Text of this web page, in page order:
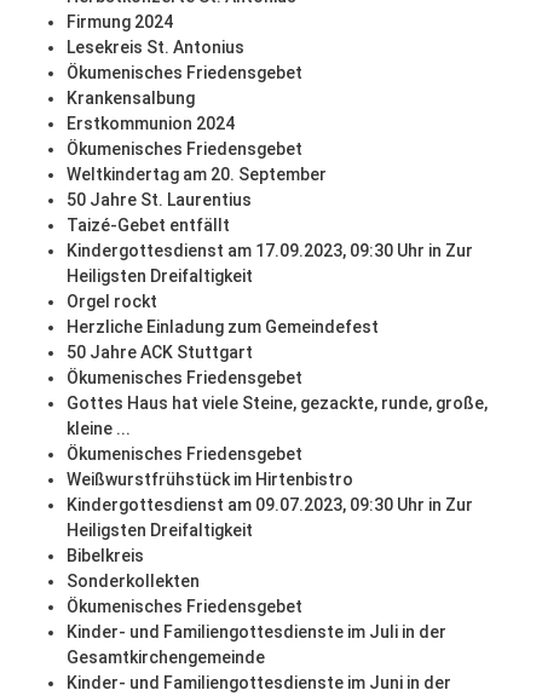
Firmung 2024
Lesekreis St. Antonius
Ökumenisches Friedensgebet
Krankensalbung
Erstkommunion 2024
Ökumenisches Friedensgebet
Weltkindertag am 20. September
50 Jahre St. Laurentius
Taizé-Gebet entfällt
Kindergottesdienst am 17.09.2023, 09:30 Uhr in Zur
Heiligsten Dreifaltigkeit
Orgel rockt
Herzliche Einladung zum Gemeindefest
50 Jahre ACK Stuttgart
Ökumenisches Friedensgebet
Gottes Haus hat viele Steine, gezackte, runde, große,
kleine ...
Ökumenisches Friedensgebet
Weißwurstfrühstück im Hirtenbistro
Kindergottesdienst am 09.07.2023, 09:30 Uhr in Zur
Heiligsten Dreifaltigkeit
Bibelkreis
Sonderkollekten
Ökumenisches Friedensgebet
Kinder- und Familiengottesdienste im Juli in der
Gesamtkirchengemeinde
Kinder- und Familiengottesdienste im Juni in der